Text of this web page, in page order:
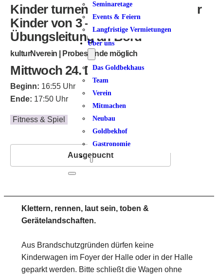
Seminaretage
Events & Feiern
Langfristige Vermietungen
Über uns
Das Goldbekhaus
Team
Verein
Mitmachen
Neubau
Goldbekhof
Gastronomie
Kinder turnen mit ihren Eltern | für
Kinder von 3 – 5 Jahren | neue
Übungsleitung an Bord
kulturNverein | Probestunde möglich
Mittwoch 24. Dezember 2025
Beginn: 16:55 Uhr
Ende: 17:50 Uhr
Fitness & Spiel
Ausgebucht
Klettern, rennen, laut sein, toben &
Gerätelandschaften.
Aus Brandschutzgründen dürfen keine
Kinderwagen im Foyer der Halle oder in der Halle
geparkt werden. Bitte schließt die Wagen ohne